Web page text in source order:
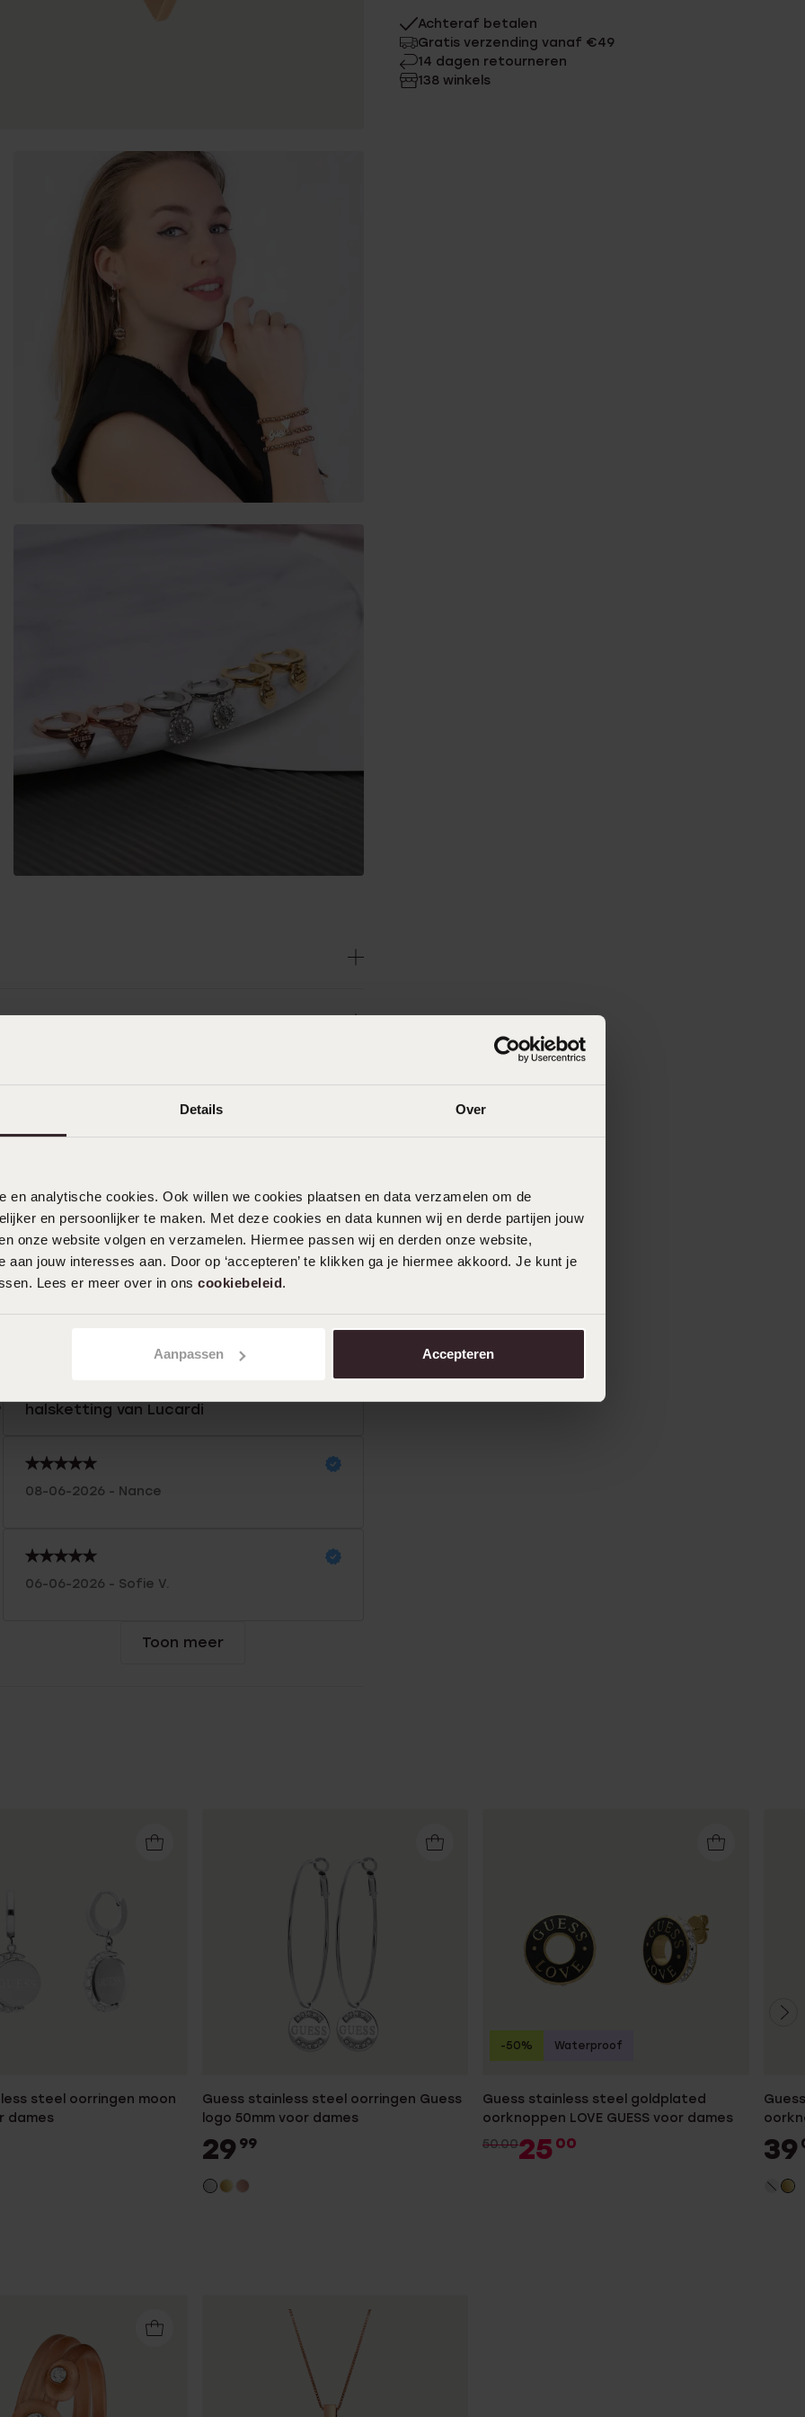
Details Over
en analytische cookies. Ook willen we cookies plaatsen en data verzamelen om de
en persoonlijker te maken. Met deze cookies en data kunnen wij en derde partijen jouw
onze website volgen en verzamelen. Hiermee passen wij en derden onze website,
aan jouw interesses aan. Door op ‘accepteren’ te klikken ga je hiermee akkoord. Je kunt je
Lees er meer over in ons cookiebeleid.
Aanpassen Accepteren
Achteraf betalen
Gratis verzending vanaf €49
14 dagen retourneren
138 winkels
Filter
Zijn niet te lastig om vast te maken en
halsketting van Lucardi
08-06-2026 - Nance
06-06-2026 - Sofie V.
Toon meer
steel oorringen moon
dames
Guess stainless steel oorringen Guess
logo 50mm voor dames
29 99
Guess stainless steel goldplated
oorknoppen LOVE GUESS voor dames
50.0025 00
-50% Waterproof
39